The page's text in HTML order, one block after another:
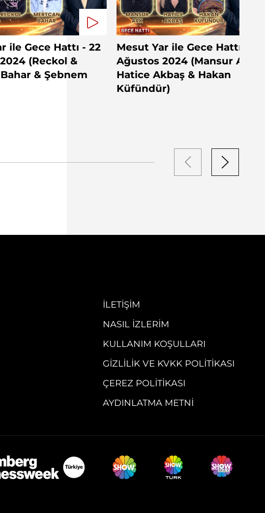
ile Gece Hattı - 22
(Reckol &
& Şebnem
Mesut Yar ile Gece Hattı - 21
Ağustos 2024 (Mansur Ark &
Hatice Akbaş & Hakan
Küfündür)
İLETIŞIM
NASIL İZLERIM
KULLANIM KOŞULLARI
GIZLILIK VE KVKK POLITIKASI
ÇEREZ POLITIKASI
AYDINLATMA METNI